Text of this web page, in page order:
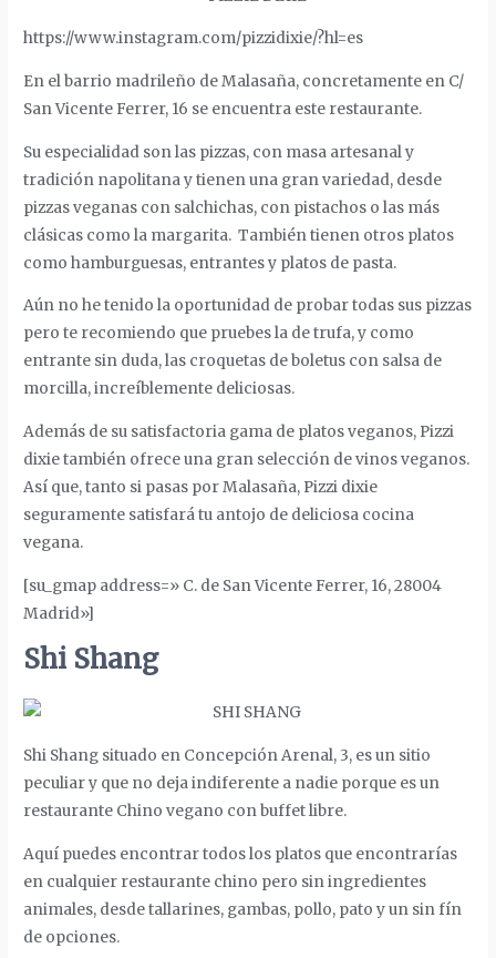
https://www.instagram.com/pizzidixie/?hl=es
En el barrio madrileño de Malasaña, concretamente en C/
San Vicente Ferrer, 16 se encuentra este restaurante.
Su especialidad son las pizzas, con masa artesanal y
tradición napolitana y tienen una gran variedad, desde
pizzas veganas con salchichas, con pistachos o las más
clásicas como la margarita. También tienen otros platos
como hamburguesas, entrantes y platos de pasta.
Aún no he tenido la oportunidad de probar todas sus pizzas
pero te recomiendo que pruebes la de trufa, y como
entrante sin duda, las croquetas de boletus con salsa de
morcilla, increíblemente deliciosas.
Además de su satisfactoria gama de platos veganos, Pizzi
dixie también ofrece una gran selección de vinos veganos.
Así que, tanto si pasas por Malasaña, Pizzi dixie
seguramente satisfará tu antojo de deliciosa cocina
vegana.
[su_gmap address=» C. de San Vicente Ferrer, 16, 28004
Madrid»]
Shi Shang
Shi Shang situado en Concepción Arenal, 3, es un sitio
peculiar y que no deja indiferente a nadie porque es un
restaurante Chino vegano con buffet libre.
Aquí puedes encontrar todos los platos que encontrarías
en cualquier restaurante chino pero sin ingredientes
animales, desde tallarines, gambas, pollo, pato y un sin fín
de opciones.